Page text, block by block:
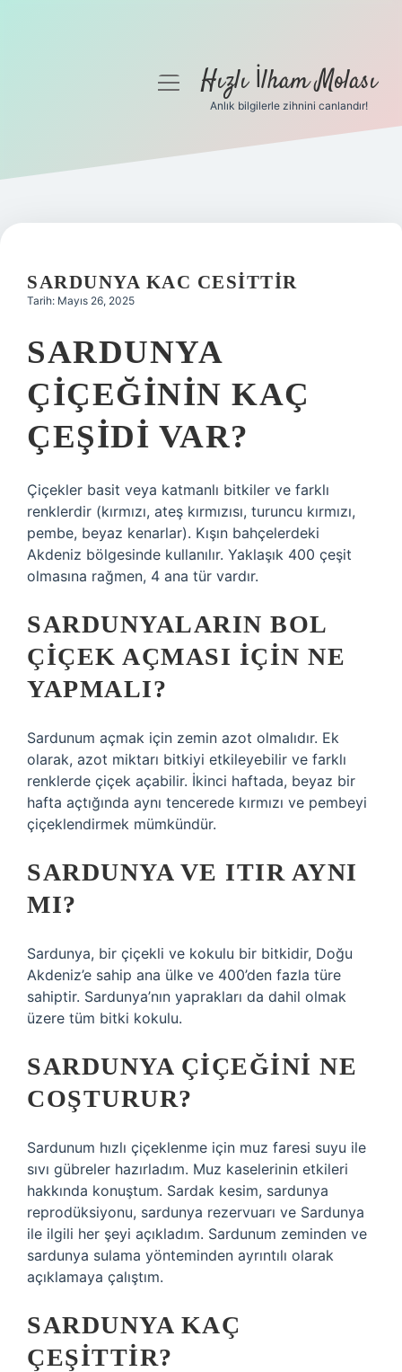
Gizlilik Politikası
Yasal Uyarı
menüyüHızlı İlham Molası
Anlık bilgilerle zihnini canlandır!
SARDUNYA KAC CESITTIR
Tarih: Mayıs 26, 2025
SARDUNYA
ÇIÇEĞININ KAÇ
ÇEŞIDI VAR?
Çiçekler basit veya katmanlı bitkiler ve farklı
renklerdir (kırmızı, ateş kırmızısı, turuncu kırmızı,
pembe, beyaz kenarlar). Kışın bahçelerdeki
Akdeniz bölgesinde kullanılır. Yaklaşık 400 çeşit
olmasına rağmen, 4 ana tür vardır.
SARDUNYALARIN BOL
ÇIÇEK AÇMASI IÇIN NE
YAPMALI?
Sardunum açmak için zemin azot olmalıdır. Ek
olarak, azot miktarı bitkiyi etkileyebilir ve farklı
renklerde çiçek açabilir. İkinci haftada, beyaz bir
hafta açtığında aynı tencerede kırmızı ve pembeyi
çiçeklendirmek mümkündür.
SARDUNYA VE ITIR AYNI
MI?
Sardunya, bir çiçekli ve kokulu bir bitkidir, Doğu
Akdeniz’e sahip ana ülke ve 400’den fazla türe
sahiptir. Sardunya’nın yaprakları da dahil olmak
üzere tüm bitki kokulu.
SARDUNYA ÇIÇEĞINI NE
COŞTURUR?
Sardunum hızlı çiçeklenme için muz faresi suyu ile
sıvı gübreler hazırladım. Muz kaselerinin etkileri
hakkında konuştum. Sardak kesim, sardunya
reprodüksiyonu, sardunya rezervuarı ve Sardunya
ile ilgili her şeyi açıkladım. Sardunum zeminden ve
sardunya sulama yönteminden ayrıntılı olarak
açıklamaya çalıştım.
SARDUNYA KAÇ
ÇEŞITTIR?